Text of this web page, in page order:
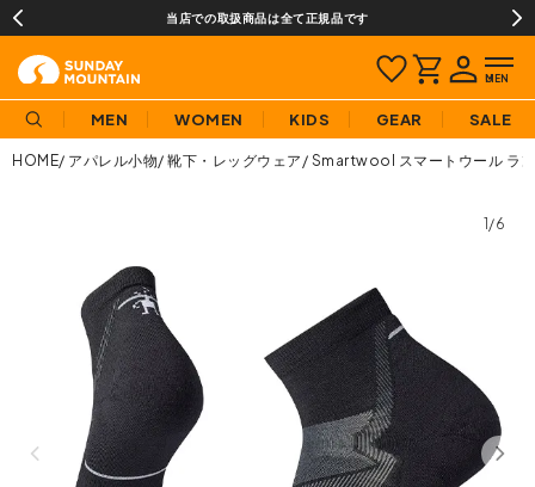
当店での取扱商品は全て正規品です
MEN WOMEN KIDS GEAR SALE
HOME アパレル小物 靴下・レッグウェア Smartwool スマートウール ラ
1/6